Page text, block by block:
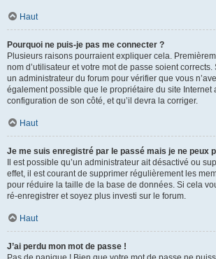
Haut
Pourquoi ne puis-je pas me connecter ?
Plusieurs raisons pourraient expliquer cela.
nom d’utilisateur et votre mot de passe soient corrects.
un administrateur du forum pour vérifier que vous
également possible que le propriétaire du site Internet
configuration de son côté, et qu’il devra la corriger.
Haut
Je me suis enregistré par le passé mais je ne peux
Il est possible qu’un administrateur ait désactivé ou
effet, il est courant de supprimer régulièrement les
pour réduire la taille de la base de données. Si cela
ré-enregistrer et soyez plus investi sur le forum.
Haut
J’ai perdu mon mot de passe !